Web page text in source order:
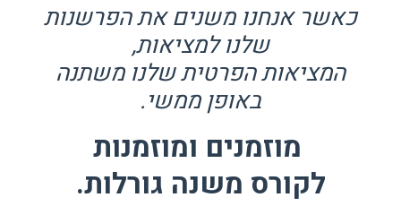
כאשר אנחנו משנים את הפרשנות
שלנו למציאות,
המציאות הפרטית שלנו משתנה
באופן ממשי.
מוזמנים ומוזמנות
לקורס משנה גורלות.